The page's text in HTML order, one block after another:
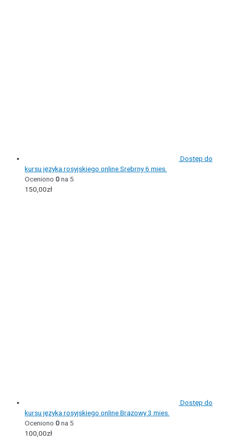
Dostęp do
kursu języka rosyjskiego online Srebrny 6 mies.
Oceniono 0na 5
150,00zł
Dostęp do
kursu języka rosyjskiego online Brązowy 3 mies.
Oceniono 0na 5
100,00zł